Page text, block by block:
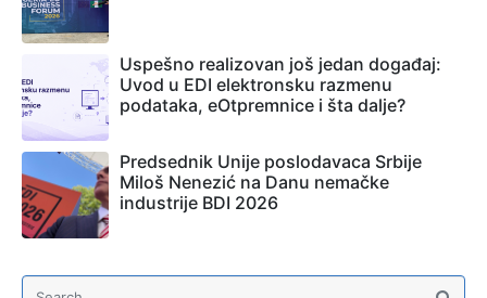
Uspešno realizovan još jedan događaj:
Uvod u EDI elektronsku razmenu
podataka, eOtpremnice i šta dalje?
Predsednik Unije poslodavaca Srbije
Miloš Nenezić na Danu nemačke
industrije BDI 2026